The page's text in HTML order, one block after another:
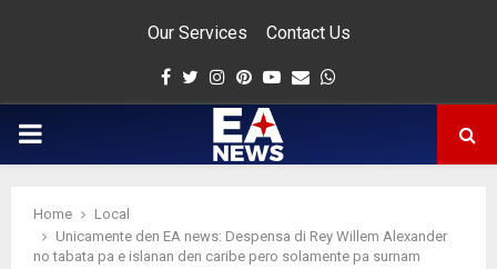
Our Services Contact Us
Facebook
Twitter
Instagram
Pinterest
Youtube
Email
PRIMARY
Home
Local
Unicamente den EA news: Despensa di Rey Willem Alexander
no tabata pa e islanan den caribe pero solamente pa surnam